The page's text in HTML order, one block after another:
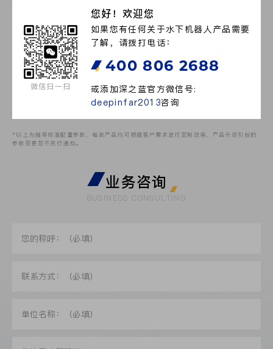
100层
采样间隔
通讯方式
北斗通讯或
Argos通讯
*以上为推荐标准配置参数，每款产品均可根据客户需求进行定制改装，产品升级引起的
参数变更恕不另行通知。
业务咨询
BUSINESS CONSULTING
微信扫一扫
您好！欢迎您
如果您有任何关于水下机器人产品需要
了解，请拨打电话：
400 806 2688
或添加深之蓝官方微信号:
deepinfar2013咨询